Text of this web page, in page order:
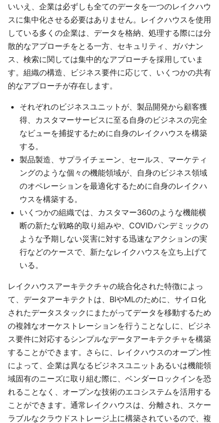
いいえ、企業は必ずしも全てのデータを一つのレイクハウ
スに集中化させる必要はありません。レイクハウスを使用
している多くの企業は、データを格納、処理する際には分
散的なアプローチをとる一方、セキュリティ、ガバナン
ス、検索に関しては集中的なアプローチを採用していま
す。組織の構造、ビジネス要件に応じて、いくつかの共有
的なアプローチが存在します。
それぞれのビジネスユニットが、製品開発から顧客獲
得、カスタマーサービスに至る自身のビジネスの完全
なビューを捕捉するために自身のレイクハウスを構築
する。
製品製造、サプライチェーン、セールス、マーケティ
ングのような個々の機能領域が、自身のビジネス領域
のオペレーションを最適化するために自身のレイクハ
ウスを構築する。
いくつかの組織では、カスタマー360のような機能横
断の新たな戦略的取り組みや、COVIDパンデミックの
ような予期しない災害に対する迅速なアクションの実
行などのケースで、新たなレイクハウスを立ち上げて
いる。
レイクハウスアーキテクチャの統合化された特徴によっ
て、データアーキテクトは、BIやMLのために、サイロ化
されたデータスタックにまたがってデータを移動するため
の複雑なオーケストレーションを行うことなしに、ビジネ
ス要件に対応するシンプルなデータアーキテクチャを構築
することができます。さらに、レイクハウスのオープン性
によって、企業は異なるビジネスユニットあるいは機能領
域固有のニーズに取り組む際に、ベンダーロックインを恐
れることなく、オープンな技術のエコシステムを活用する
ことができます。通常レイクハウスは、分離され、スケー
ラブルなクラウドストレージ上に構築されているので、複